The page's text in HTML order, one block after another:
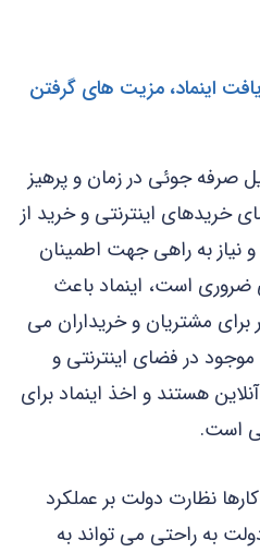
اینماد، مزیت های گرفتن
صرفه جوئی در زمان و پرهیز
خریدهای اینترنتی و خرید از
نیاز به راهی جهت اطمینان
است، اینماد باعث
مشتریان و خریداران می
در فضای اینترنتی و
هستند و اخذ اینماد برای
است.
نظارت دولت بر عملکرد
به راحتی می تواند به